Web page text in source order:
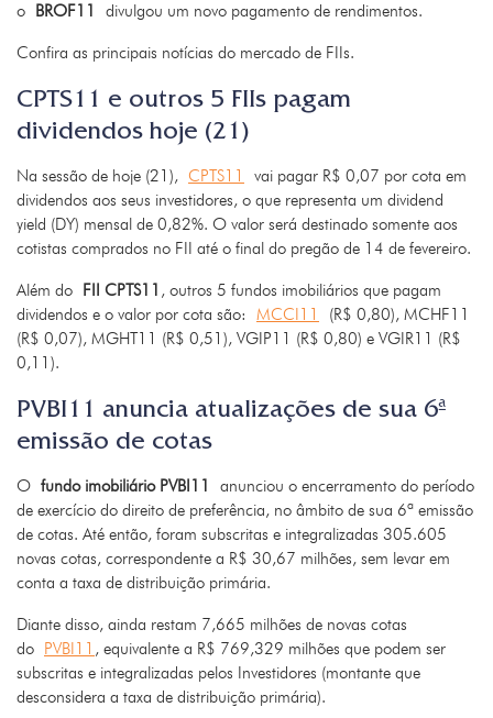
o BROF11 divulgou um novo pagamento de rendimentos.
Confira‌‌ ‌‌as‌‌ ‌‌principais‌‌ ‌‌notícias‌‌ ‌‌do‌‌ ‌‌mercado‌‌ ‌‌de‌‌ ‌‌FIIs.
CPTS11 e outros 5 FIIs pagam
dividendos hoje (21)
Na sessão de hoje (21), CPTS11
vai pagar R$ 0,07 por cota em
dividendos aos seus investidores, o que representa um dividend
yield (DY) mensal de 0,82%. O valor será destinado somente aos
cotistas comprados no FII até o final do pregão de 14 de fevereiro.
Além do FII CPTS11 , outros 5 fundos imobiliários que pagam
dividendos e o valor por cota são: MCCI11
(R$ 0,80), MCHF11
(R$ 0,07), MGHT11 (R$ 0,51), VGIP11 (R$ 0,80) e VGIR11 (R$
0,11).
PVBI11 anuncia atualizações de sua 6ª
emissão de cotas
O fundo imobiliário PVBI11
anunciou o encerramento do período
de exercício do direito de preferência, no âmbito de sua 6ª emissão
de cotas. Até então, foram subscritas e integralizadas 305.605
novas cotas, correspondente a R$ 30,67 milhões, sem levar em
conta a taxa de distribuição primária.
Diante disso, ainda restam 7,665 milhões de novas cotas
do PVBI11 , equivalente a R$ 769,329 milhões que podem ser
subscritas e integralizadas pelos Investidores (montante que
desconsidera a taxa de distribuição primária).